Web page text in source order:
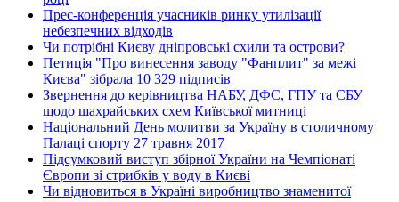
Прес-конференція учасників ринку утилізації
небезпечних відходів
Чи потрібні Києву дніпровські схили та острови?
Петиція "Про винесення заводу "Фанплит" за межі
Києва" зібрала 10 329 підписів
Звернення до керівництва НАБУ, ДФС, ГПУ та СБУ
щодо шахрайських схем Київської митниці
Національний День молитви за Україну в столичному
Палаці спорту 27 травня 2017
Підсумковий виступ збірної України на Чемпіонаті
Європи зі стрибків у воду в Києві
Чи відновиться в Україні виробництво знаменитої